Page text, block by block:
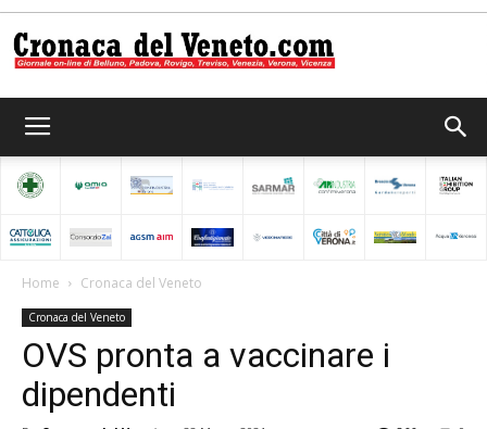
del
Home Cronaca del Veneto
Cronaca del Veneto
OVS pronta a vaccinare i
dipendenti